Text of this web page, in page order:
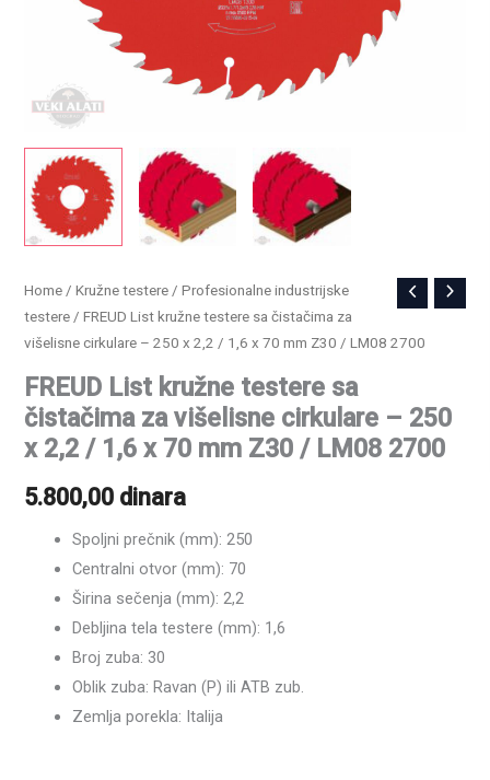
Home /Kružne testere /Profesionalne industrijske
testere / FREUD List kružne testere sa čistačima za
višelisne cirkulare – 250 x 2,2 / 1,6 x 70 mm Z30 / LM08 2700
FREUD List kružne testere sa
čistačima za višelisne cirkulare – 250
x 2,2 / 1,6 x 70 mm Z30 / LM08 2700
5.800,00 dinara
Spoljni prečnik (mm): 250
Centralni otvor (mm): 70
Širina sečenja (mm): 2,2
Debljina tela testere (mm): 1,6
Broj zuba: 30
Oblik zuba: Ravan (P) ili ATB zub.
Zemlja porekla: Italija
FREUD
List
kružne
testere
sa
čistačima
višelisne